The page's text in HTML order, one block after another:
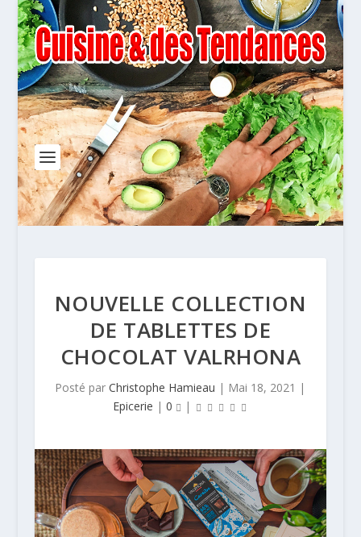
NOUVELLE COLLECTION
DE TABLETTES DE
CHOCOLAT VALRHONA
Posté parChristophe Hamieau | Mai 18, 2021 |
Epicerie |0 |